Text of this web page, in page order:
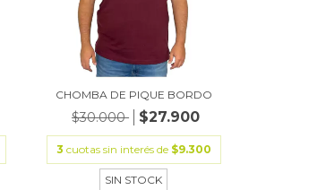
CHOMBA DE PIQUE BORDO
$30.000 $27.900
3 cuotas sin interés de $9.300
SIN STOCK